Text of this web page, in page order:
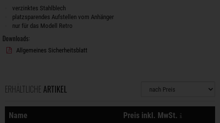
verzinktes Stahlblech
platzsparendes Aufstellen vom Anhänger
nur für das Modell Retro
Downloads:
Allgemeines Sicherheitsblatt
ERHÄLTLICHE ARTIKEL
Sortierung
Name Preis inkl. MwSt.